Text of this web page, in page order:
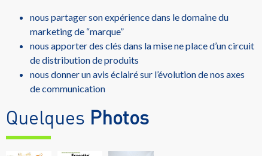
nous partager son expérience dans le domaine du
marketing de “marque”
nous apporter des clés dans la mise ne place d’un circuit
de distribution de produits
nous donner un avis éclairé sur l’évolution de nos axes
de communication
Quelques Photos